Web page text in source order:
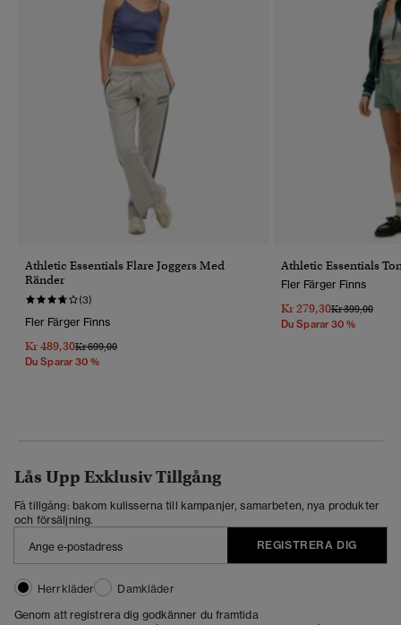
Athletic Essentials Flare Joggers Med
Ränder
(3)
Fler Färger Finns
Kr 489,30Pris Reducerat Från
Kr 699,00Till
Du Sparar 30 %
Athletic Essentials
Fler Färger Finns
Kr 279,30Pris Reducerat
Kr 399,00Till
Du Sparar 30 %
Lås Upp Exklusiv Tillgång
Få tillgång: bakom kulisserna till kampanjer, samarbeten, nya produkter
och försäljning.
REGISTRERA DIG
Herrkläder
Damkläder
Genom att registrera dig godkänner du framtida